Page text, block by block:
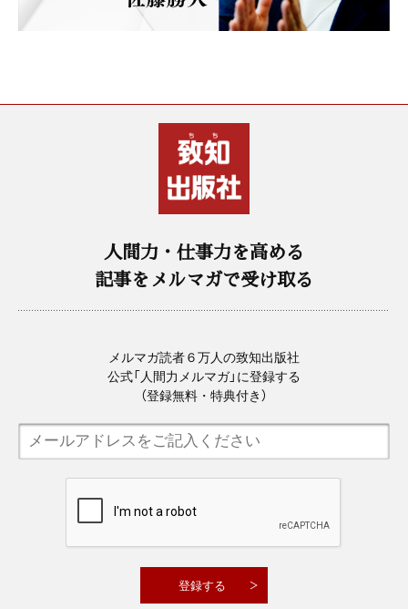
人間力・仕事力を高める
記事をメルマガで受け取る
メルマガ読者６万人の致知出版社
公式「人間力メルマガ」に登録する
（登録無料・特典付き）